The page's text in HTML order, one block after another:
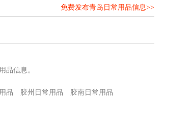
免费发布青岛日常用品信息>>
品信息。
品 胶州日常用品
胶南日常用品